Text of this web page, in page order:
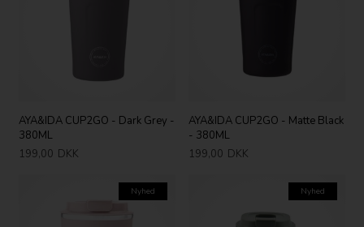
AYA&IDA CUP2GO - Dark Grey -
380ML
199,00 DKK
AYA&IDA CUP2GO - Matte Black
- 380ML
199,00 DKK
Nyhed Nyhed